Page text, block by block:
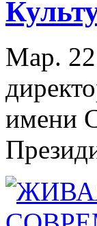
Мар. 22
имени